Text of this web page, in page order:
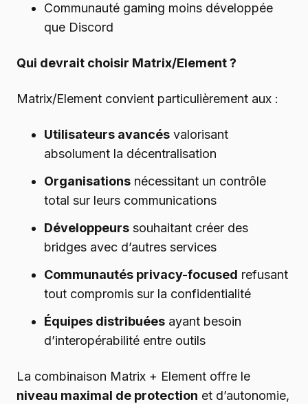
Communauté gaming moins développée
que Discord
Qui devrait choisir Matrix/Element ?
Matrix/Element convient particulièrement aux :
Utilisateurs avancés valorisant
absolument la décentralisation
Organisations nécessitant un contrôle
total sur leurs communications
Développeurs souhaitant créer des
bridges avec d’autres services
Communautés privacy-focused refusant
tout compromis sur la confidentialité
Équipes distribuées ayant besoin
d’interopérabilité entre outils
La combinaison Matrix + Element offre le
niveau maximal de protection et d’autonomie,